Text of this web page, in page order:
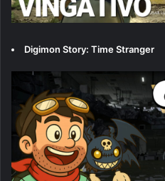
Digimon Story: Time Stranger